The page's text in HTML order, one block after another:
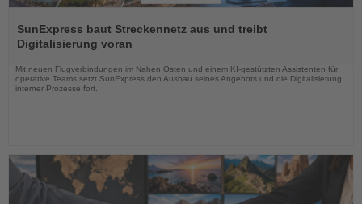
Sie
die
Nachrichten
SunExpress baut Streckennetz aus und treibt
Digitalisierung voran
Mit neuen Flugverbindungen im Nahen Osten und einem KI-gestützten Assistenten für
operative Teams setzt SunExpress den Ausbau seines Angebots und die Digitalisierung
interner Prozesse fort.